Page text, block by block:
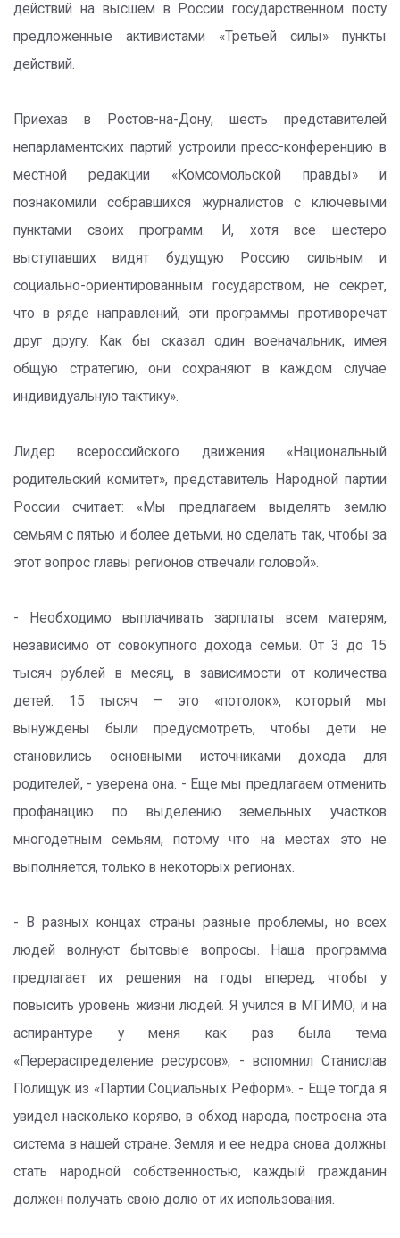
действий на высшем в России государственном посту
предложенные активистами «Третьей силы» пункты
действий.
Приехав в Ростов-на-Дону, шесть представителей
непарламентских партий устроили пресс-конференцию в
местной редакции «Комсомольской правды» и
познакомили собравшихся журналистов с ключевыми
пунктами своих программ. И, хотя все шестеро
выступавших видят будущую Россию сильным и
социально-ориентированным государством, не секрет,
что в ряде направлений, эти программы противоречат
друг другу. Как бы сказал один военачальник, имея
общую стратегию, они сохраняют в каждом случае
индивидуальную тактику».
Лидер всероссийского движения «Национальный
родительский комитет», представитель Народной партии
России считает: «Мы предлагаем выделять землю
семьям с пятью и более детьми, но сделать так, чтобы за
этот вопрос главы регионов отвечали головой».
- Необходимо выплачивать зарплаты всем матерям,
независимо от совокупного дохода семьи. От 3 до 15
тысяч рублей в месяц, в зависимости от количества
детей. 15 тысяч — это «потолок», который мы
вынуждены были предусмотреть, чтобы дети не
становились основными источниками дохода для
родителей, - уверена она. - Еще мы предлагаем отменить
профанацию по выделению земельных участков
многодетным семьям, потому что на местах это не
выполняется, только в некоторых регионах.
- В разных концах страны разные проблемы, но всех
людей волнуют бытовые вопросы. Наша программа
предлагает их решения на годы вперед, чтобы у
повысить уровень жизни людей. Я учился в МГИМО, и на
аспирантуре у меня как раз была тема
«Перераспределение ресурсов», - вспомнил Станислав
Полищук из «Партии Социальных Реформ». - Еще тогда я
увидел насколько коряво, в обход народа, построена эта
система в нашей стране. Земля и ее недра снова должны
стать народной собственностью, каждый гражданин
должен получать свою долю от их использования.